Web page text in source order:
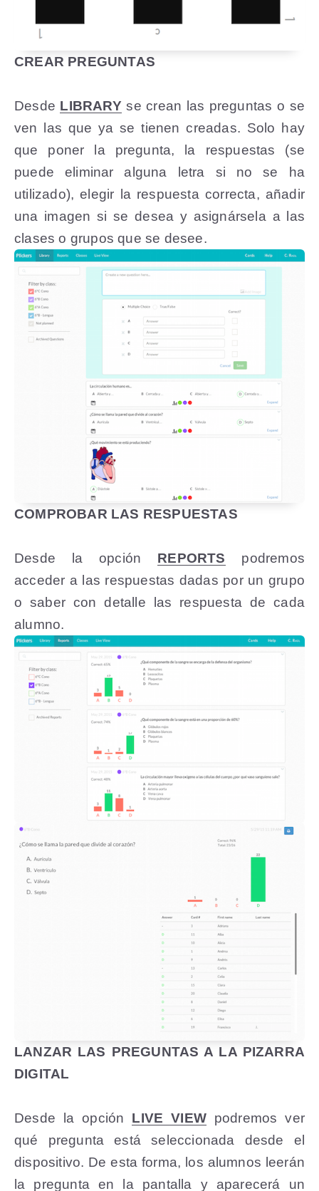
CREAR PREGUNTAS
Desde LIBRARY se crean las preguntas o se
ven las que ya se tienen creadas. Solo hay
que poner la pregunta, la respuestas (se
puede eliminar alguna letra si no se ha
utilizado), elegir la respuesta correcta, añadir
una imagen si se desea y asignársela a las
clases o grupos que se desee.
COMPROBAR LAS RESPUESTAS
Desde la opción REPORTS
podremos
acceder a las respuestas dadas por un grupo
o saber con detalle las respuesta de cada
alumno.
LANZAR LAS PREGUNTAS A LA PIZARRA
DIGITAL
Desde la opción LIVE VIEWpodremos ver
qué pregunta está seleccionada desde el
dispositivo. De esta forma, los alumnos leerán
la pregunta en la pantalla y aparecerá un